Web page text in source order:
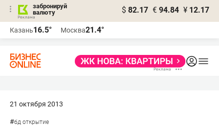
забронируй
валюту
$ 82.17 € 94.84 ¥ 12.17
Казань16.5° Москва21.4°
21 октября 2013
#бд открытие